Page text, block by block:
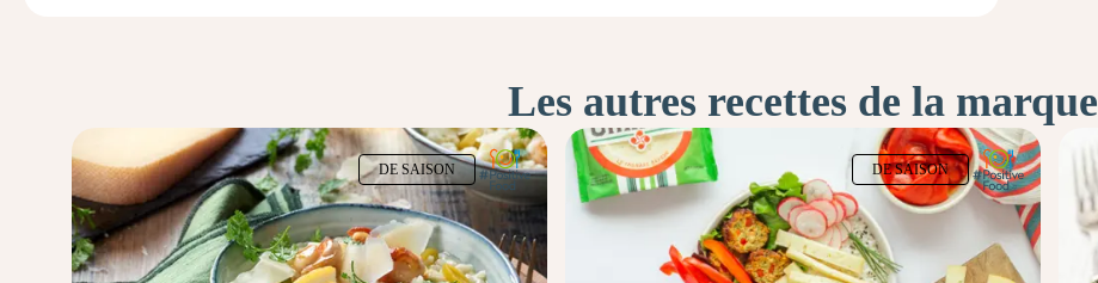
Les autres recettes de la marque
DE SAISON DE SAISON